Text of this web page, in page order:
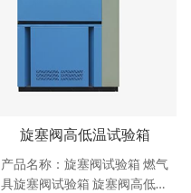
旋塞阀高低温试验箱
产品名称：旋塞阀试验箱 燃气
具旋塞阀试验箱 旋塞阀高低温